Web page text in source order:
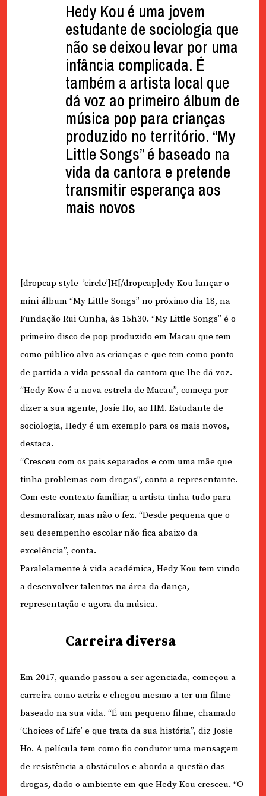
Hedy Kou é uma jovem
estudante de sociologia que
não se deixou levar por uma
infância complicada. É
também a artista local que
dá voz ao primeiro álbum de
música pop para crianças
produzido no território. “My
Little Songs” é baseado na
vida da cantora e pretende
transmitir esperança aos
mais novos
[dropcap style=’circle’]H[/dropcap]edy Kou lançar o
mini álbum “My Little Songs” no próximo dia 18, na
Fundação Rui Cunha, às 15h30. “My Little Songs” é o
primeiro disco de pop produzido em Macau que tem
como público alvo as crianças e que tem como ponto
de partida a vida pessoal da cantora que lhe dá voz.
“Hedy Kow é a nova estrela de Macau”, começa por
dizer a sua agente, Josie Ho, ao HM. Estudante de
sociologia, Hedy é um exemplo para os mais novos,
destaca.
“Cresceu com os pais separados e com uma mãe que
tinha problemas com drogas”, conta a representante.
Com este contexto familiar, a artista tinha tudo para
desmoralizar, mas não o fez. “Desde pequena que o
seu desempenho escolar não fica abaixo da
excelência”, conta.
Paralelamente à vida académica, Hedy Kou tem vindo
a desenvolver talentos na área da dança,
representação e agora da música.
Carreira diversa
Em 2017, quando passou a ser agenciada, começou a
carreira como actriz e chegou mesmo a ter um filme
baseado na sua vida. “É um pequeno filme, chamado
‘Choices of Life’ e que trata da sua história”, diz Josie
Ho. A película tem como fio condutor uma mensagem
de resistência a obstáculos e aborda a questão das
drogas, dado o ambiente em que Hedy Kou cresceu. “O